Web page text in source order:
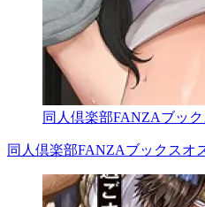
同人倶楽部FANZAブッ
同人倶楽部FANZAブックスオ